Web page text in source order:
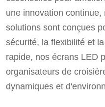
une innovation
solutions sont conçues
sécurité, la flexibilité et
rapide, nos écrans LED
organisateurs de
dynamiques et